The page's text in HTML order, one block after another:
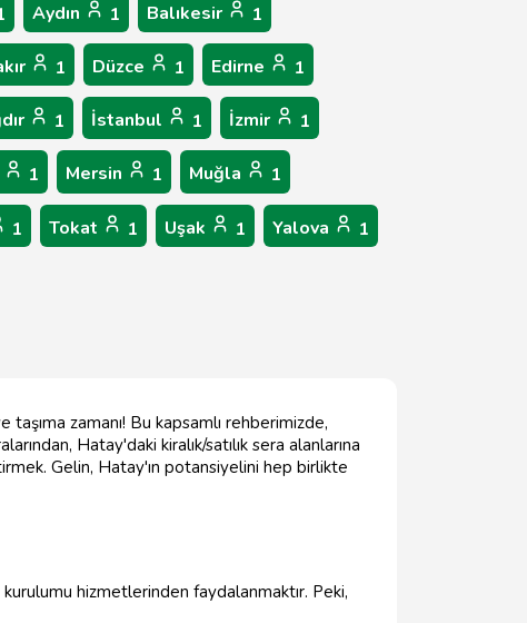
Aydın 1 Balıkesir 1
1 Düzce 1 Edirne 1
1 İstanbul 1 İzmir 1
1 Mersin 1 Muğla 1
1 Tokat 1 Uşak 1 Yalova 1
zamanı! Bu kapsamlı rehberimizde,
Hatay'daki kiralık/satılık sera alanlarına
Gelin, Hatay'ın potansiyelini hep birlikte
hizmetlerinden faydalanmaktır. Peki,